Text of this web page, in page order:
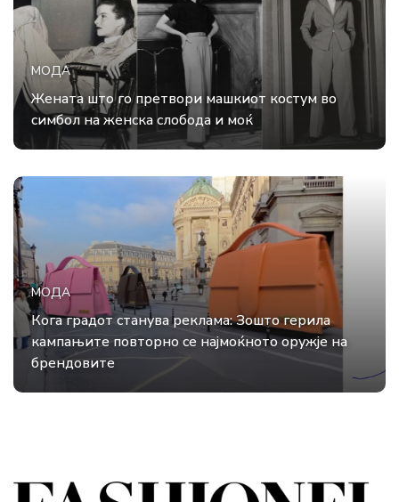
МОДА
Жената што го претвори машкиот костум во
симбол на женска слобода и моќ
МОДА
Кога градот станува реклама: Зошто герила
кампањите повторно се најмоќното оружје на
брендовите